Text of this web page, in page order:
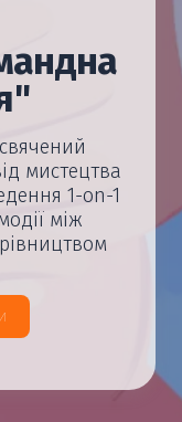
мистецтва
1-on-1
між